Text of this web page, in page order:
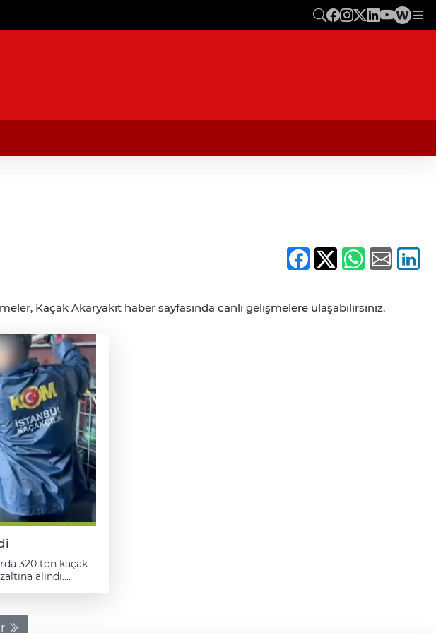
Kaçak Akaryakıt haber sayfasında canlı gelişmelere ulaşabilirsiniz.
320 ton kaçak
alındı.
madeni yağ ile